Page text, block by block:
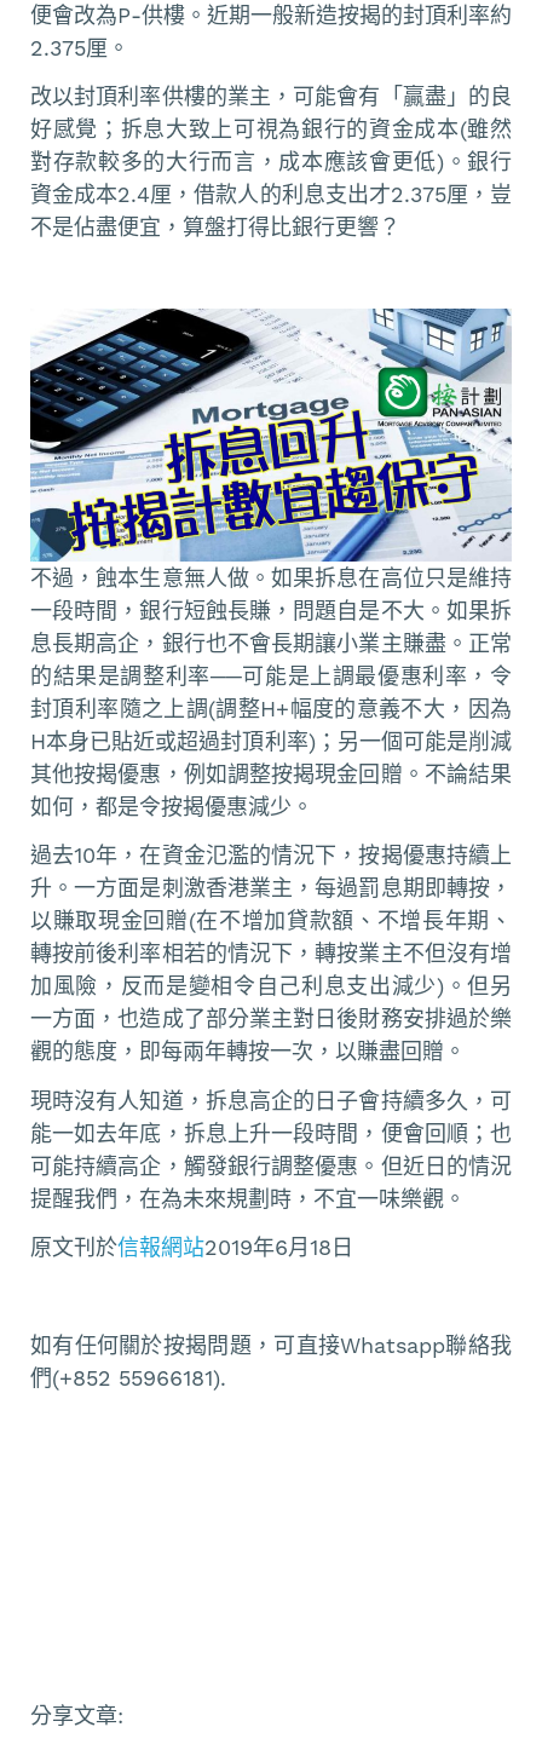
便會改為P-供樓。近期一般新造按揭的封頂利率約
2.375厘。
改以封頂利率供樓的業主，可能會有「贏盡」的良
好感覺；拆息大致上可視為銀行的資金成本(雖然
對存款較多的大行而言，成本應該會更低)。銀行
資金成本2.4厘，借款人的利息支出才2.375厘，豈
不是佔盡便宜，算盤打得比銀行更響？
不過，蝕本生意無人做。如果拆息在高位只是維持
一段時間，銀行短蝕長賺，問題自是不大。如果拆
息長期高企，銀行也不會長期讓小業主賺盡。正常
的結果是調整利率──可能是上調最優惠利率，令
封頂利率隨之上調(調整H+幅度的意義不大，因為
H本身已貼近或超過封頂利率)；另一個可能是削減
其他按揭優惠，例如調整按揭現金回贈。不論結果
如何，都是令按揭優惠減少。
過去10年，在資金氾濫的情況下，按揭優惠持續上
升。一方面是刺激香港業主，每過罰息期即轉按，
以賺取現金回贈(在不增加貸款額、不增長年期、
轉按前後利率相若的情況下，轉按業主不但沒有增
加風險，反而是變相令自己利息支出減少)。但另
一方面，也造成了部分業主對日後財務安排過於樂
觀的態度，即每兩年轉按一次，以賺盡回贈。
現時沒有人知道，拆息高企的日子會持續多久，可
能一如去年底，拆息上升一段時間，便會回順；也
可能持續高企，觸發銀行調整優惠。但近日的情況
提醒我們，在為未來規劃時，不宜一味樂觀。
原文刊於信報網站2019年6月18日
如有任何關於按揭問題，可直接Whatsapp聯絡我
們(+852 55966181).
分享文章: